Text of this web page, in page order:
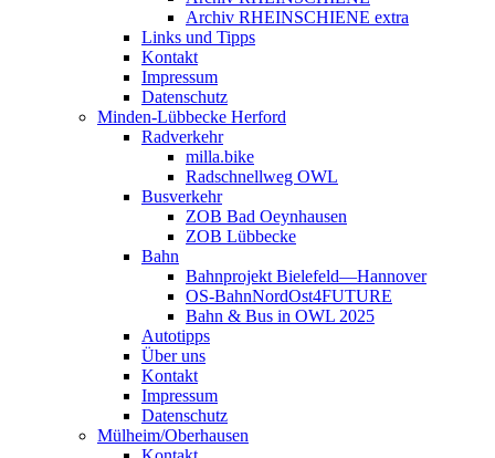
Archiv RHEINSCHIENE extra
Links und Tipps
Kontakt
Impressum
Datenschutz
Minden-Lübbecke Herford
Radverkehr
milla.bike
Radschnellweg OWL
Busverkehr
ZOB Bad Oeynhausen
ZOB Lübbecke
Bahn
Bahnprojekt Bielefeld—Hannover
OS-BahnNordOst4FUTURE
Bahn & Bus in OWL 2025
Autotipps
Über uns
Kontakt
Impressum
Datenschutz
Mülheim/Oberhausen